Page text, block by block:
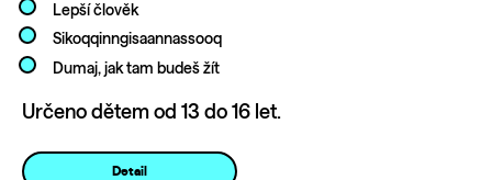
Lepší člověk
Sikoqqinngisaannassooq
Dumaj, jak tam budeš žít
Určeno dětem od 13 do 16 let.
Detail